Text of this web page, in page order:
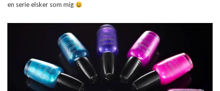
en serie elsker som mig